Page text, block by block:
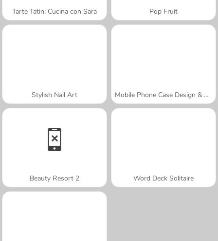
Tarte Tatin: Cucina con Sara Pop Fruit
Stylish Nail Art Mobile Phone Case Design & DIY
Beauty Resort 2 Word Deck Solitaire